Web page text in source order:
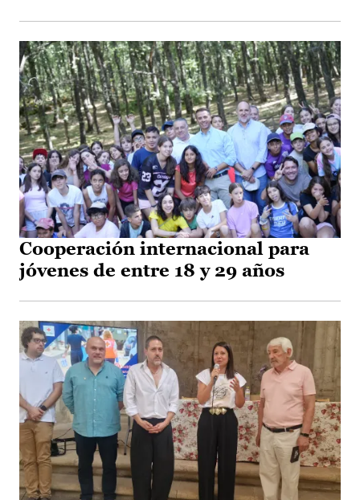
Cooperación internacional para
jóvenes de entre 18 y 29 años